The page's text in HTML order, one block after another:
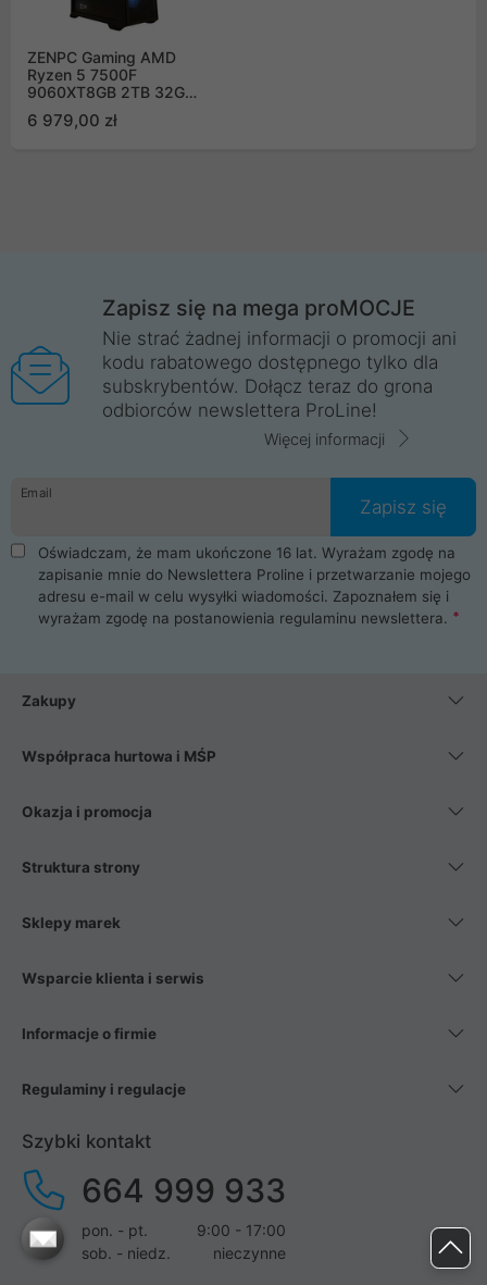
ZENPC Gaming AMD
Ryzen 5 7500F
9060XT8GB 2TB 32GB
6 979,00 zł
Zapisz się na mega proMOCJE
Nie strać żadnej informacji o promocji ani
kodu rabatowego dostępnego tylko dla
subskrybentów. Dołącz teraz do grona
odbiorców newslettera ProLine!
Więcej informacji
Email
Zapisz się
Oświadczam, że mam ukończone 16 lat. Wyrażam zgodę na
zapisanie mnie do Newslettera Proline i przetwarzanie mojego
adresu e-mail w celu wysyłki wiadomości. Zapoznałem się i
wyrażam zgodę na postanowienia regulaminu newslettera.
Zakupy
Współpraca hurtowa i MŚP
Okazja i promocja
Struktura strony
Sklepy marek
Wsparcie klienta i serwis
Informacje o firmie
Regulaminy i regulacje
Szybki kontakt
664 999 933
pon. - pt.
9:00 - 17:00
sob. - niedz.
nieczynne